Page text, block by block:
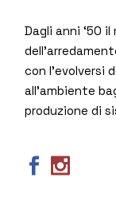
Dagli anni ‘50
con l’evolversi
all’ambiente
produzione di